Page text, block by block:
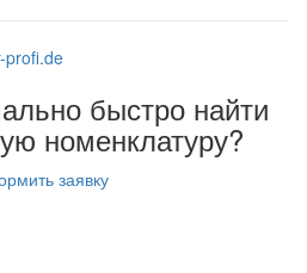
profi.de
быстро найти
номенклатуру?
заявку